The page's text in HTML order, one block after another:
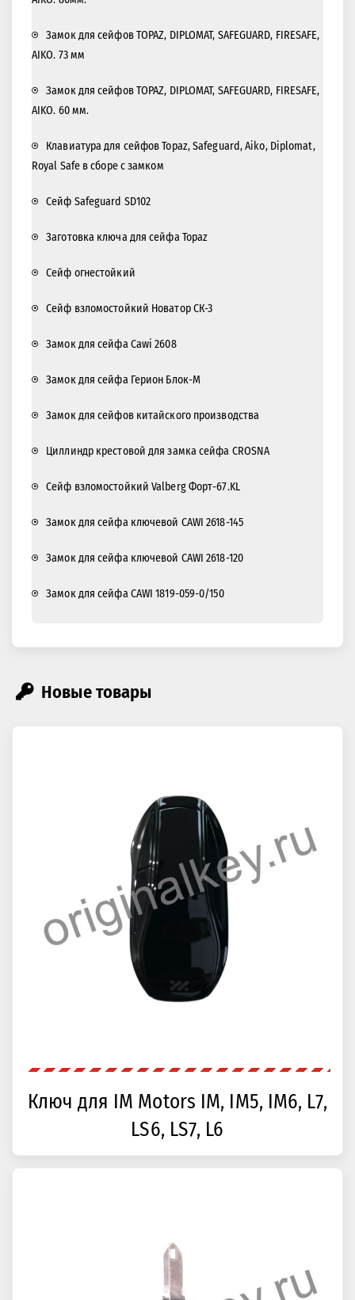
Замок для сейфов TOPAZ, DIPLOMAT, SAFEGUARD, FIRESAFE,
AIKO. 73 мм
Замок для сейфов TOPAZ, DIPLOMAT, SAFEGUARD, FIRESAFE,
AIKO. 60 мм.
Клавиатура для сейфов Topaz, Safeguard, Aiko, Diplomat,
Royal Safe в сборе с замком
Сейф Safeguard SD102
Заготовка ключа для сейфа Topaz
Сейф огнестойкий
Сейф взломостойкий Новатор СК-3
Замок для сейфа Cawi 2608
Замок для сейфа Герион Блок-М
Замок для сейфов китайского производства
Циллиндр крестовой для замка сейфа CROSNA
Сейф взломостойкий Valberg Форт-67.KL
Замок для сейфа ключевой CAWI 2618-145
Замок для сейфа ключевой CAWI 2618-120
Замок для сейфа CAWI 1819-059-0/150
Новые товары
Ключ для IM Motors IM, IM5, IM6, L7,
LS6, LS7, L6